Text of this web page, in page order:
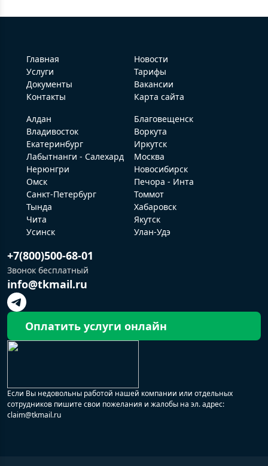
Главная
Новости
Услуги
Тарифы
Документы
Вакансии
Контакты
Карта сайта
Алдан
Благовещенск
Владивосток
Воркута
Екатеринбург
Иркутск
Лабытнанги - Салехард
Москва
Нерюнгри
Новосибирск
Омск
Печора - Инта
Санкт-Петербург
Томмот
Тында
Хабаровск
Чита
Якутск
Усинск
Улан-Удэ
+7(800)500-68-01
Звонок бесплатный
info@tkmail.ru
Оплатить услуги онлайн
Если Вы недовольны работой нашей компании или отдельных
сотрудников пишите свои пожелания и жалобы на эл. адрес:
claim@tkmail.ru